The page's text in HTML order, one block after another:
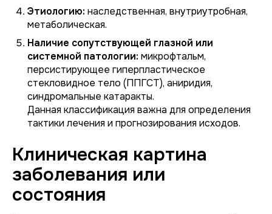
Этиологию: наследственная, внутриутробная,
метаболическая.
Наличие сопутствующей глазной или
системной патологии: микрофтальм,
персистирующее гиперпластическое
стекловидное тело (ППГСТ), аниридия,
синдромальные катаракты.
Данная классификация важна для определения
тактики лечения и прогнозирования исходов.
Клиническая картина
заболевания или
состояния